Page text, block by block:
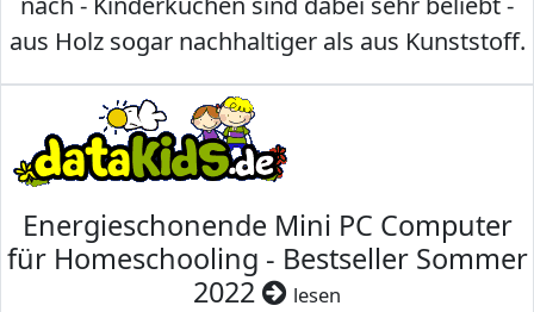
aus Holz sogar nachhaltiger als aus Kunststoff.
Energieschonende Mini PC Computer
für Homeschooling - Bestseller Sommer
2022
lesen